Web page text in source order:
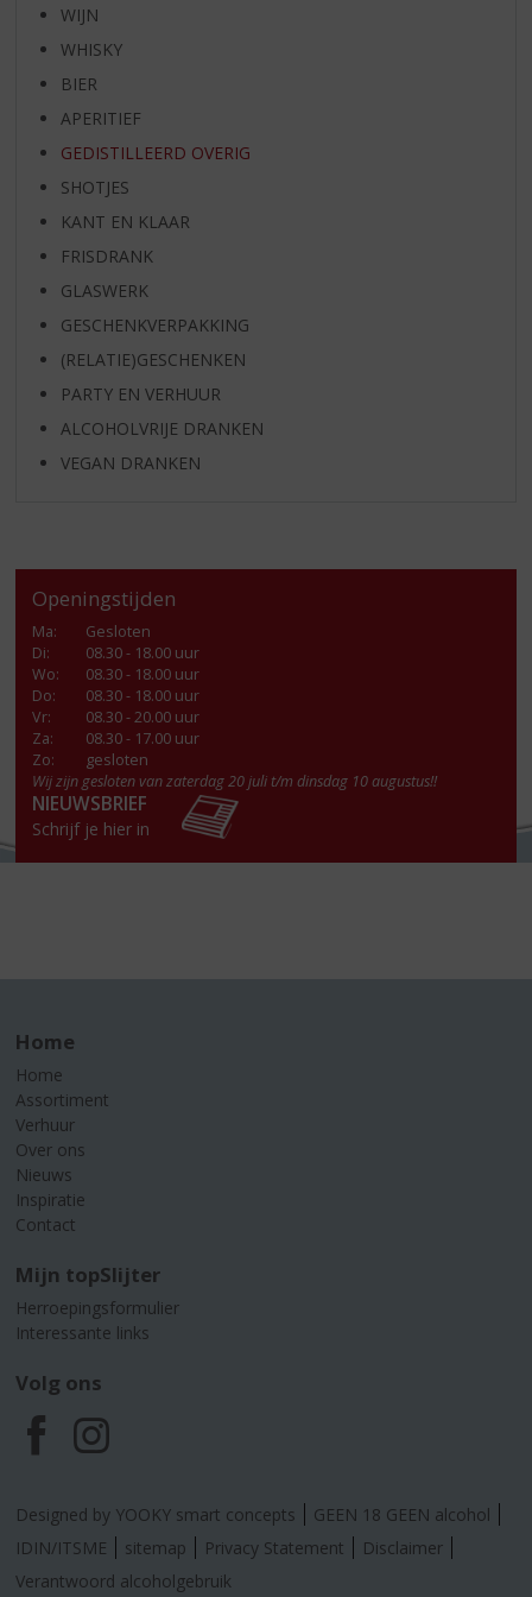
WIJN
WHISKY
BIER
APERITIEF
GEDISTILLEERD OVERIG
SHOTJES
KANT EN KLAAR
FRISDRANK
GLASWERK
GESCHENKVERPAKKING
(RELATIE)GESCHENKEN
PARTY EN VERHUUR
ALCOHOLVRIJE DRANKEN
VEGAN DRANKEN
Openingstijden
Ma:
Gesloten
Di:
08.30 - 18.00 uur
Wo:
08.30 - 18.00 uur
Do:
08.30 - 18.00 uur
Vr:
08.30 - 20.00 uur
Za:
08.30 - 17.00 uur
Zo:
gesloten
Wij zijn gesloten van zaterdag 20 juli t/m dinsdag 10 augustus!!
NIEUWSBRIEF
Schrijf je hier in
Home
Home
Assortiment
Verhuur
Over ons
Nieuws
Inspiratie
Contact
Mijn topSlijter
Herroepingsformulier
Interessante links
Volg ons
F
a
c
I
n
s
Designed by YOOKY smart concepts
GEEN 18 GEEN alcohol
IDIN/ITSME
sitemap Privacy Statement
Disclaimer
Verantwoord alcoholgebruik